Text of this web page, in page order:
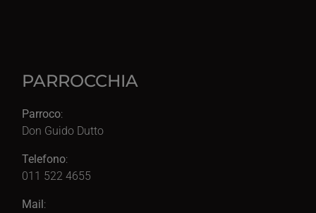
PARROCCHIA
Parroco:
Don Guido Dutto
Telefono:
011 522 4655
Mail: